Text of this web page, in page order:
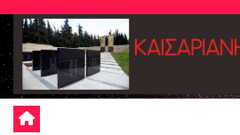
Skip
content